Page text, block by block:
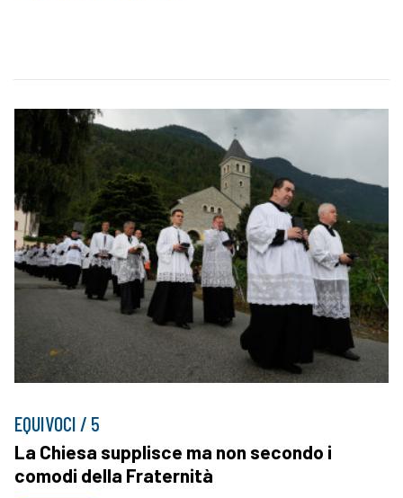
EQUIVOCI / 5
La Chiesa supplisce ma non secondo i
comodi della Fraternità